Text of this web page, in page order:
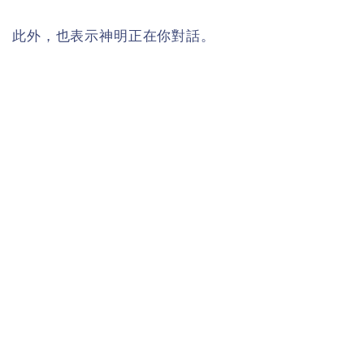
此外，也表示神明正在你對話。